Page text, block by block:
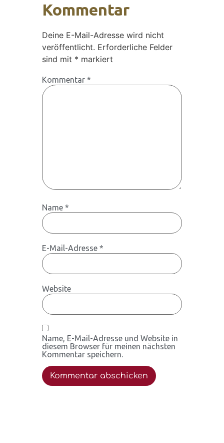
Kommentar
Deine E-Mail-Adresse wird nicht
veröffentlicht. Erforderliche Felder
sind mit * markiert
Kommentar *
Name *
E-Mail-Adresse *
Website
Name, E-Mail-Adresse und Website in
diesem Browser für meinen nächsten
Kommentar speichern.